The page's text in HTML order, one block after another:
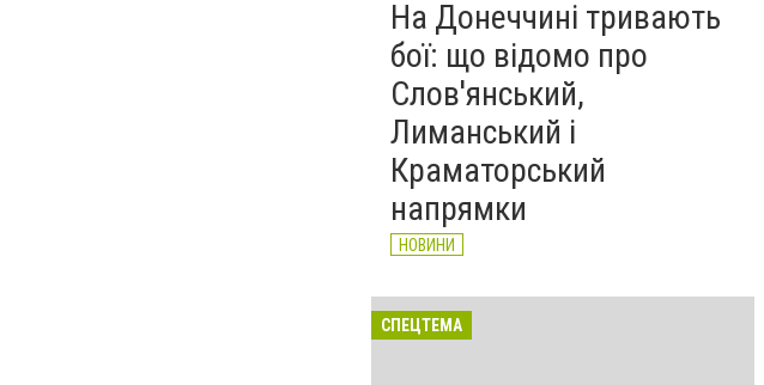
На Донеччині тривають
бої: що відомо про
Слов'янський,
Лиманський і
Краматорський
напрямки
НОВИНИ
СПЕЦТЕМА